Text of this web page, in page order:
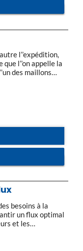
l’’expédition,
l’’on appelle la
des maillons
il a
de la
besoins à la
un flux optimal
et les
la qualité